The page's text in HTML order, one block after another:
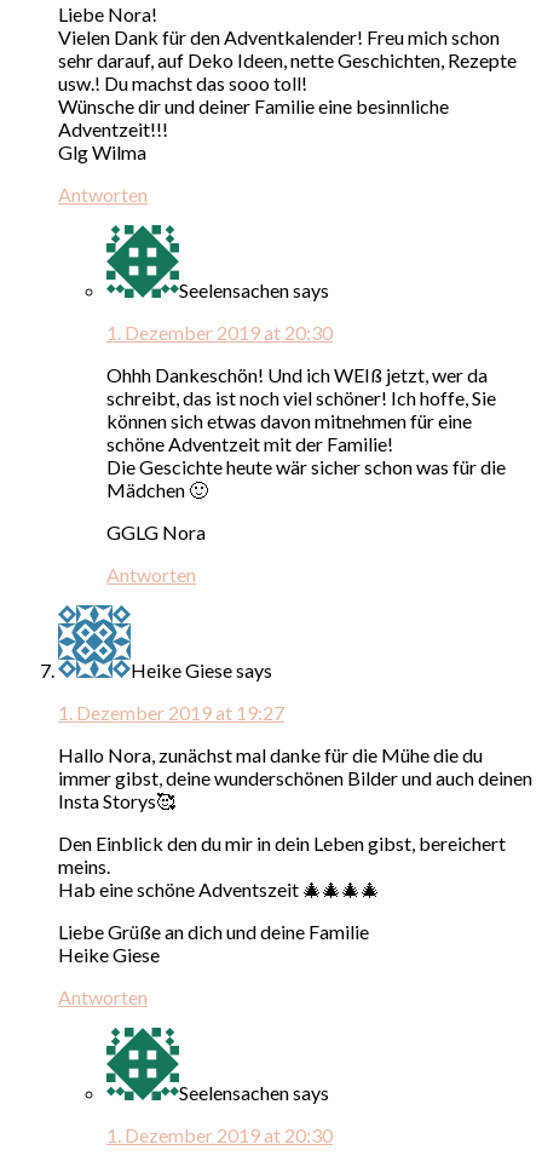
Liebe Nora!
Vielen Dank für den Adventkalender! Freu mich schon
sehr darauf, auf Deko Ideen, nette Geschichten, Rezepte
usw.! Du machst das sooo toll!
Wünsche dir und deiner Familie eine besinnliche
Adventzeit!!!
Glg Wilma
Antworten
Seelensachensays
1. Dezember 2019 at 20:30
Ohhh Dankeschön! Und ich WEIß jetzt, wer da
schreibt, das ist noch viel schöner! Ich hoffe, Sie
können sich etwas davon mitnehmen für eine
schöne Adventzeit mit der Familie!
Die Gescichte heute wär sicher schon was für die
Mädchen 🙂
GGLG Nora
Antworten
Heike Giesesays
1. Dezember 2019 at 19:27
Hallo Nora, zunächst mal danke für die Mühe die du
immer gibst, deine wunderschönen Bilder und auch deinen
Insta Storys🥰
Den Einblick den du mir in dein Leben gibst, bereichert
meins.
Hab eine schöne Adventszeit 🎄🎄🎄🎄
Liebe Grüße an dich und deine Familie
Heike Giese
Antworten
Seelensachensays
1. Dezember 2019 at 20:30